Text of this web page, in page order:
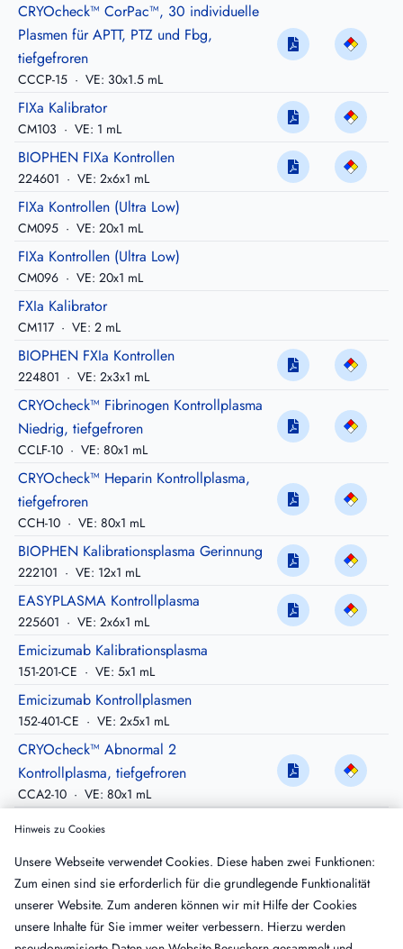
CRYOcheck™ CorPac™, 30 individuelle
Plasmen für APTT, PTZ und Fbg,
tiefgefroren
CCCP-15 · VE: 30x1.5 mL
FIXa Kalibrator
CM103 · VE: 1 mL
BIOPHEN FIXa Kontrollen
224601 · VE: 2x6x1 mL
FIXa Kontrollen (Ultra Low)
CM095 · VE: 20x1 mL
FIXa Kontrollen (Ultra Low)
CM096 · VE: 20x1 mL
FXIa Kalibrator
CM117 · VE: 2 mL
BIOPHEN FXIa Kontrollen
224801 · VE: 2x3x1 mL
CRYOcheck™ Fibrinogen Kontrollplasma
Niedrig, tiefgefroren
CCLF-10 · VE: 80x1 mL
CRYOcheck™ Heparin Kontrollplasma,
tiefgefroren
CCH-10 · VE: 80x1 mL
BIOPHEN Kalibrationsplasma Gerinnung
222101 · VE: 12x1 mL
EASYPLASMA Kontrollplasma
225601 · VE: 2x6x1 mL
Emicizumab Kalibrationsplasma
151-201-CE · VE: 5x1 mL
Emicizumab Kontrollplasmen
152-401-CE · VE: 2x5x1 mL
CRYOcheck™ Abnormal 2
Kontrollplasma, tiefgefroren
CCA2-10 · VE: 80x1 mL
CoaChrom™ Severe Abnormal
COA0192 · VE: 12x1 mL
CoaChrom™ Moderate Abnormal
Kontrollplasma
COA0200 VE: 12x1 mL
Hinweis zu Cookies
Unsere Webseite verwendet Cookies. Diese haben zwei Funktionen:
Zum einen sind sie erforderlich für die grundlegende Funktionalität
unserer Website. Zum anderen können wir mit Hilfe der Cookies
unsere Inhalte für Sie immer weiter verbessern. Hierzu werden